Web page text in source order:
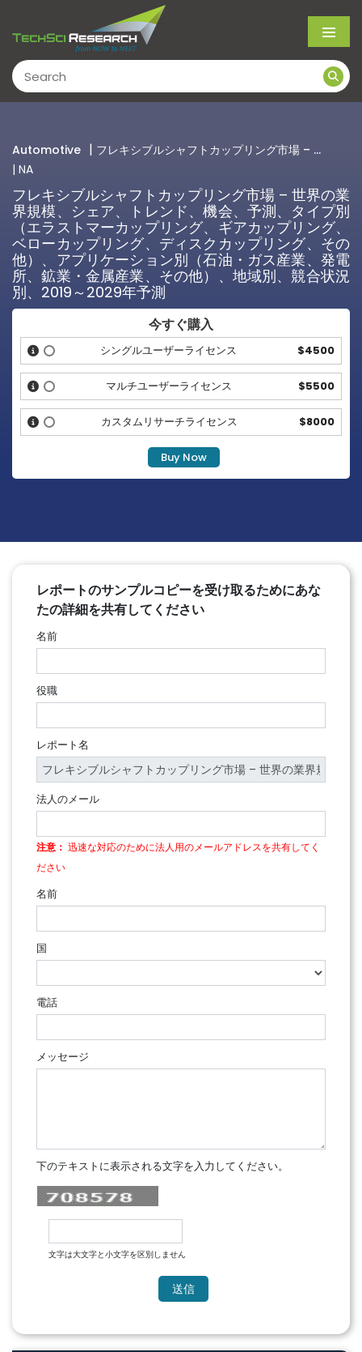
Automotive | フレキシブルシャフトカップリング市場 – ...
| NA
フレキシブルシャフトカップリング市場 – 世界の業
界規模、シェア、トレンド、機会、予測、タイプ別
（エラストマーカップリング、ギアカップリング、
ベローカップリング、ディスクカップリング、その
他）、アプリケーション別（石油・ガス産業、発電
所、鉱業・金属産業、その他）、地域別、競合状況
別、2019～2029年予測
今すぐ購入
シングルユーザーライセンス $4500
マルチユーザーライセンス $5500
カスタムリサーチライセンス $8000
レポートのサンプルコピーを受け取るためにあな
たの詳細を共有してください
名前
役職
レポート名
法人のメール
注意： 迅速な対応のために法人用のメールアドレスを共有してく
ださい
名前
国
電話
メッセージ
下のテキストに表示される文字を入力してください。
文字は大文字と小文字を区別しません